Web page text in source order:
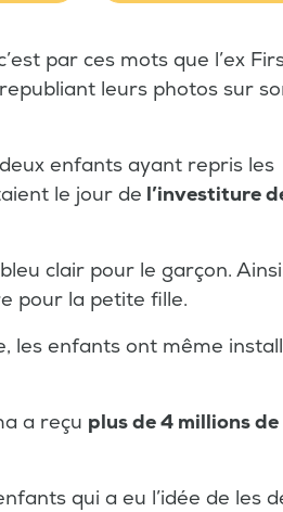
par ces mots que l’ex
leurs photos sur
enfants ayant repris les
le jour de l’investiture
clair pour le garçon. Ainsi
pour la petite fille.
les enfants ont même
a reçu plus de 4 millions de
qui a eu l’idée de les